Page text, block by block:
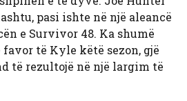
pasi ishte në një aleancë
e Survivor 48. Ka shumë
të Kyle këtë sezon, gjë
të rezultojë në një largim të